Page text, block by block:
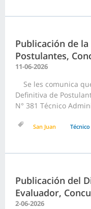
Publicación de
Postulantes,
11-06-2026
Se les comunica
Definitiva de
N° 381 Técnico
San Juan
Publicación del
Evaluador,
2-06-2026